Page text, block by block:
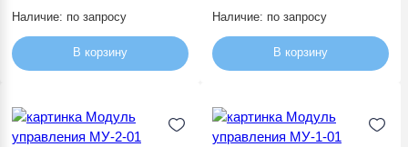
Наличие: по запросу
В корзину
Наличие: по запросу
В корзину